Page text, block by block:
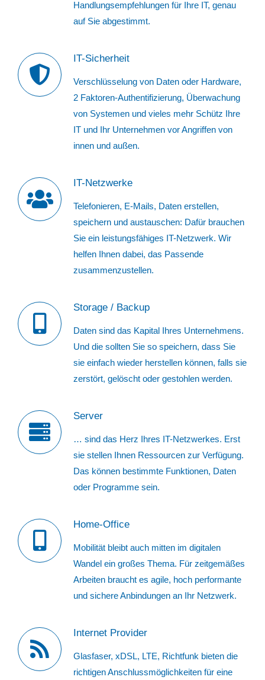
Handlungsempfehlungen für Ihre IT, genau
auf Sie abgestimmt.
IT-Sicherheit
Verschlüsselung von Daten oder Hardware,
2 Faktoren-Authentifizierung, Überwachung
von Systemen und vieles mehr Schütz Ihre
IT und Ihr Unternehmen vor Angriffen von
innen und außen.
IT-Netzwerke
Telefonieren, E-Mails, Daten erstellen,
speichern und austauschen: Dafür brauchen
Sie ein leistungsfähiges IT-Netzwerk. Wir
helfen Ihnen dabei, das Passende
zusammenzustellen.
Storage / Backup
Daten sind das Kapital Ihres Unternehmens.
Und die sollten Sie so speichern, dass Sie
sie einfach wieder herstellen können, falls sie
zerstört, gelöscht oder gestohlen werden.
Server
… sind das Herz Ihres IT-Netzwerkes. Erst
sie stellen Ihnen Ressourcen zur Verfügung.
Das können bestimmte Funktionen, Daten
oder Programme sein.
Home-Office
Mobilität bleibt auch mitten im digitalen
Wandel ein großes Thema. Für zeitgemäßes
Arbeiten braucht es agile, hoch performante
und sichere Anbindungen an Ihr Netzwerk.
Internet Provider
Glasfaser, xDSL, LTE, Richtfunk bieten die
richtigen Anschlussmöglichkeiten für eine